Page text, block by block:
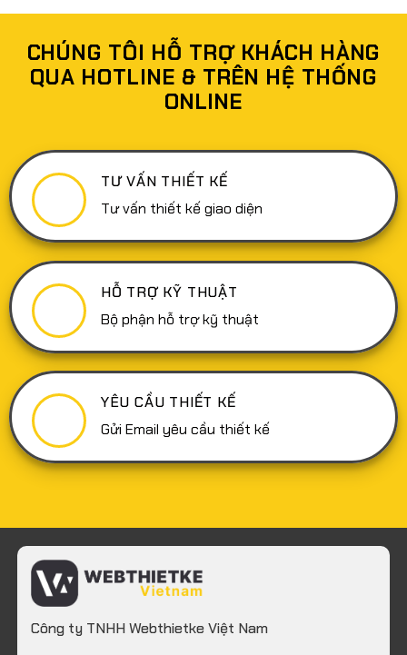
CHÚNG TÔI HỖ TRỢ KHÁCH HÀNG
QUA HOTLINE & TRÊN HỆ THỐNG
ONLINE
TƯ VẤN THIẾT KẾ
Tư vấn thiết kế giao diện
HỖ TRỢ KỸ THUẬT
Bộ phận hỗ trợ kỹ thuật
YÊU CẦU THIẾT KẾ
Gửi Email yêu cầu thiết kế
Công ty TNHH Webthietke Việt Nam